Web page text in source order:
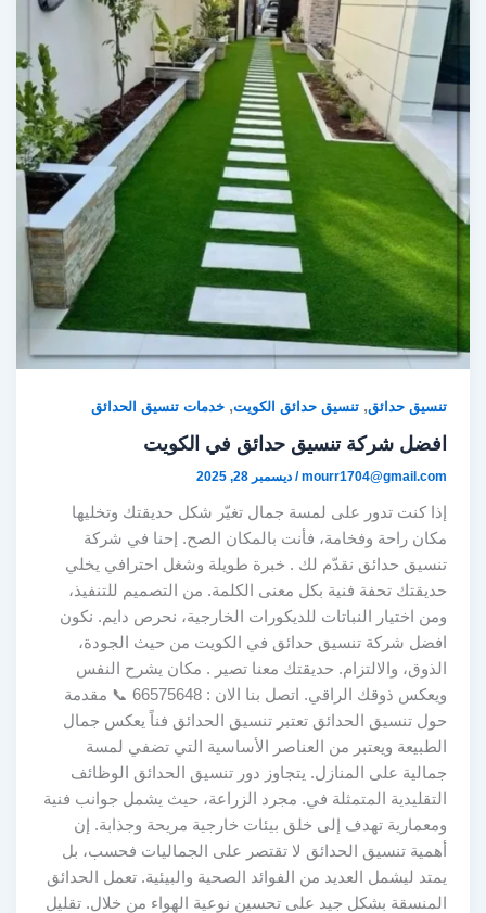
تنسيق حدائق,تنسيق حدائق الكويت,خدمات تنسيق الحدائق
افضل شركة تنسيق حدائق في الكويت
mourr1704@gmail.com
/ديسمبر 28, 2025
إذا كنت تدور على لمسة جمال تغيّر شكل حديقتك وتخليها
مكان راحة وفخامة، فأنت بالمكان الصح. إحنا في شركة
تنسيق حدائق نقدّم لك . خبرة طويلة وشغل احترافي يخلي
حديقتك تحفة فنية بكل معنى الكلمة. من التصميم للتنفيذ،
ومن اختيار النباتات للديكورات الخارجية، نحرص دايم. نكون
افضل شركة تنسيق حدائق في الكويت من حيث الجودة،
الذوق، والالتزام. حديقتك معنا تصير . مكان يشرح النفس
ويعكس ذوقك الراقي. اتصل بنا الان : 66575648 📞 مقدمة
حول تنسيق الحدائق تعتبر تنسيق الحدائق فناً يعكس جمال
الطبيعة ويعتبر من العناصر الأساسية التي تضفي لمسة
جمالية على المنازل. يتجاوز دور تنسيق الحدائق الوظائف
التقليدية المتمثلة في. مجرد الزراعة، حيث يشمل جوانب فنية
ومعمارية تهدف إلى خلق بيئات خارجية مريحة وجذابة. إن
أهمية تنسيق الحدائق لا تقتصر على الجماليات فحسب، بل
يمتد ليشمل العديد من الفوائد الصحية والبيئية. تعمل الحدائق
المنسقة بشكل جيد على تحسين نوعية الهواء من خلال. تقليل